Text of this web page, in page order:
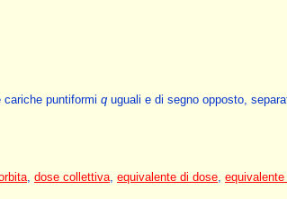
puntiformi q uguali e di segno opposto,
, dose collettiva, equivalente di dose, equivalente